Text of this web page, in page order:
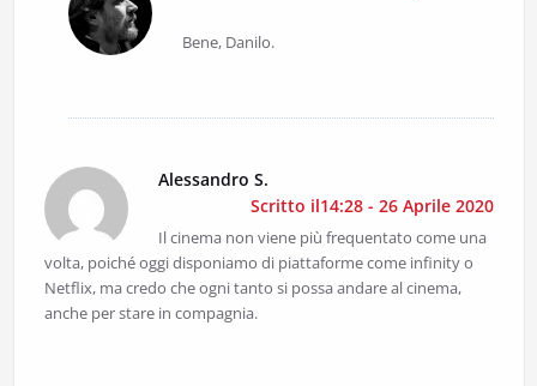
Bene, Danilo.
Alessandro S.
Scritto il14:28 - 26 Aprile 2020
Il cinema non viene più frequentato come una
volta, poiché oggi disponiamo di piattaforme come infinity o
Netflix, ma credo che ogni tanto si possa andare al cinema,
anche per stare in compagnia.